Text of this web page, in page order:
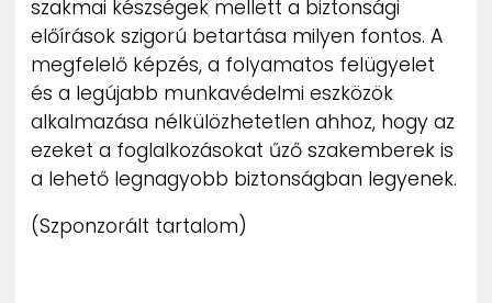
szakmai készségek mellett a biztonsági
előírások szigorú betartása milyen fontos. A
megfelelő képzés, a folyamatos felügyelet
és a legújabb munkavédelmi eszközök
alkalmazása nélkülözhetetlen ahhoz, hogy az
ezeket a foglalkozásokat űző szakemberek is
a lehető legnagyobb biztonságban legyenek.
(Szponzorált tartalom)